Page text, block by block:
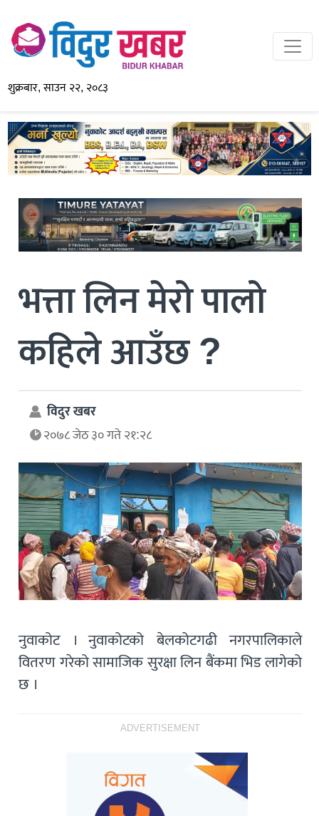
शुक्रबार, साउन २२, २०८३
भत्ता लिन मेरो पालो
कहिले आउँछ ?
विदुर खबर
२०७८ जेठ ३० गते २१:२८
नुवाकोट । नुवाकोटको बेलकोटगढी नगरपालिकाले
वितरण गरेको सामाजिक सुरक्षा लिन बैंकमा भिड लागेको
छ ।
ADVERTISEMENT